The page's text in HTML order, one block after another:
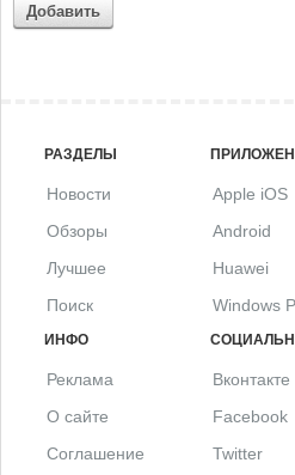
Добавить
РАЗДЕЛЫ
Новости
Обзоры
Лучшее
Поиск
Apple iOS
Android
Huawei
Windows
ИНФО
Реклама
О сайте
Соглашение
Вконтакте
Facebook
Twitter